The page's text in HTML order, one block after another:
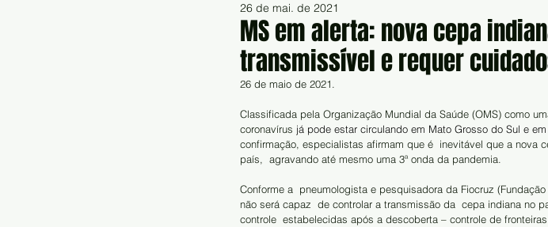
MS em alerta: nova cepa
transmissível e requer
26 de mai. de 2021
26 de maio de 2021.
Classificada pela Organização Mundial da Saúde (OMS) como
coronavírus já pode estar circulando em Mato Grosso do Sul e
confirmação, especialistas afirmam que é  inevitável que a nova
país,  agravando até mesmo uma 3ª onda da pandemia.
Conforme a  pneumologista e pesquisadora da Fiocruz
não será capaz  de controlar a transmissão da  cepa indiana no
controle  estabelecidas após a descoberta – controle de